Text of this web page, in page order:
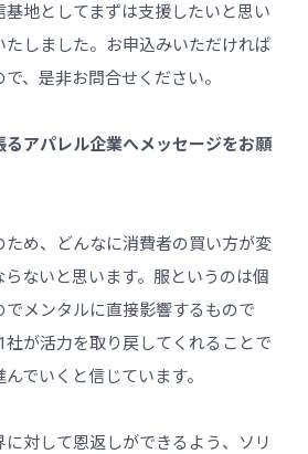
地としてまずは支援したいと思い
たしました。お申込みいただければ
、是非お問合せください。
るアパレル企業へメッセージをお願
ため、どんなに消費者の買い方が変
ないと思います。服というのは個
メンタルに直接影響するもので
社が活力を取り戻してくれることで
でいくと信じています。
対して恩返しができるよう、ソリ